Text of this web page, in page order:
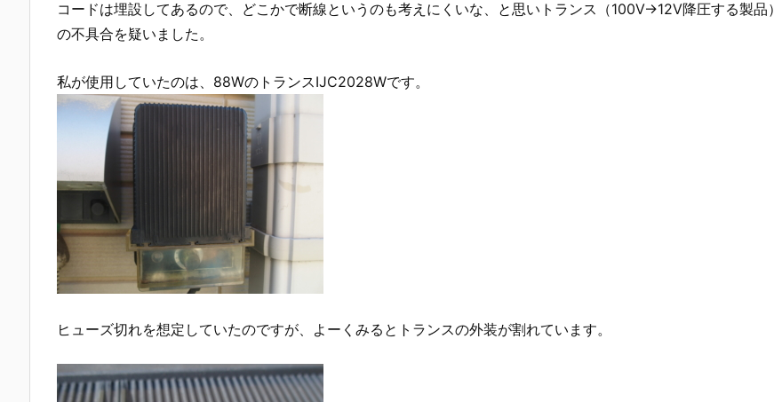
コードは埋設してあるので、どこかで断線というのも考えにくいな、と思いトランス（100V→12V降圧する製品）
の不具合を疑いました。
私が使用していたのは、88WのトランスIJC2028Wです。
ヒューズ切れを想定していたのですが、よーくみるとトランスの外装が割れています。